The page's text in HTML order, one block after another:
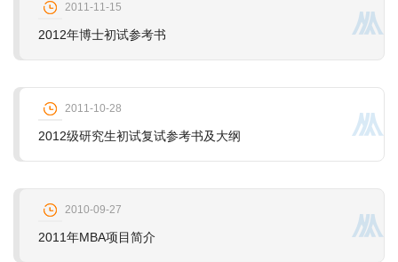
2011-11-15
2012年博士初试参考书
2011-10-28
2012级研究生初试复试参考书及大纲
2010-09-27
2011年MBA项目简介